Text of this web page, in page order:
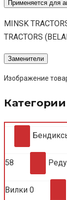
Применяется для
MINSK
TRACTORS
Заменители
Изображение
58
Вилки 0